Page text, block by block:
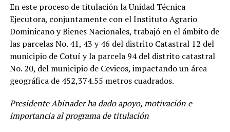
En este proceso de titulación la Unidad Técnica
Ejecutora, conjuntamente con el Instituto Agrario
Dominicano y Bienes Nacionales, trabajó en el ámbito de
las parcelas No. 41, 43 y 46 del distrito Catastral 12 del
municipio de Cotuí y la parcela 94 del distrito catastral
No. 20, del municipio de Cevicos, impactando un área
geográfica de 452,374.55 metros cuadrados.
Presidente Abinader ha dado apoyo, motivación e
importancia al programa de titulación